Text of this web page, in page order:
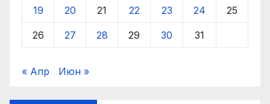
19 20 21 22 23 24 25
26 27 28 29 30 31
« Апр Июн »